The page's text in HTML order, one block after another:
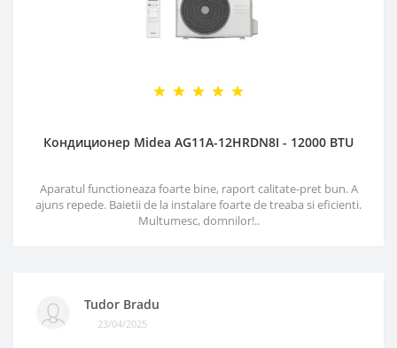
Кондиционер Midea AG11A-12HRDN8I - 12000 BTU
Aparatul functioneaza foarte bine, raport calitate-pret bun. A
ajuns repede. Baietii de la instalare foarte de treaba si eficienti.
Multumesc, domnilor!..
Tudor Bradu
23/04/2025